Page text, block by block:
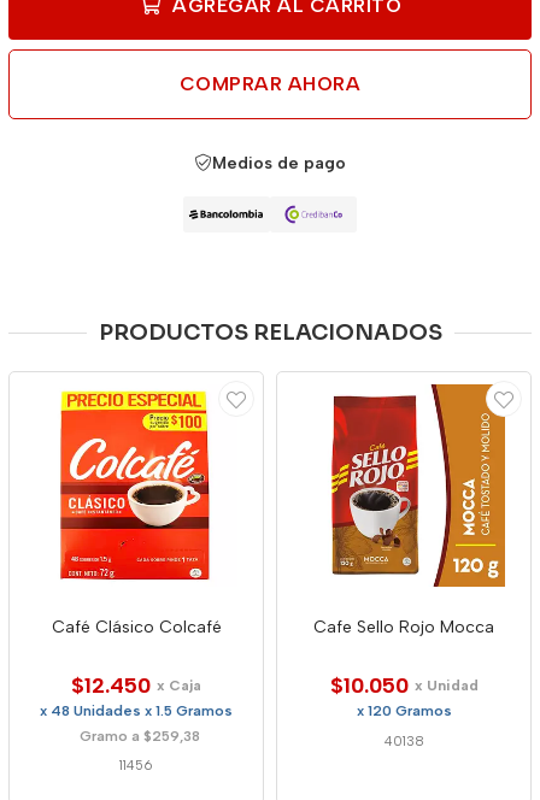
AGREGAR AL CARRITO
COMPRAR AHORA
Medios de pago
PRODUCTOS RELACIONADOS
Café Clásico Colcafé
$12.450 x Caja
x 48 Unidades x 1.5 Gramos
Gramo a $259,38
11456
Cafe Sello Rojo Mocca
$10.050 x Unidad
x 120 Gramos
40138